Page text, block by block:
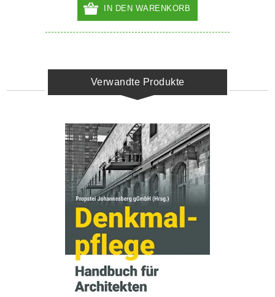
IN DEN WARENKORB
Verwandte Produkte